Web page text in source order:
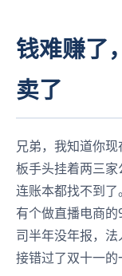
钱难赚了
卖了
兄弟，我知道你
板手头挂着两三
连账本都找不到了。
有个做直播电商
司半年没年报，
接错过了双十一的